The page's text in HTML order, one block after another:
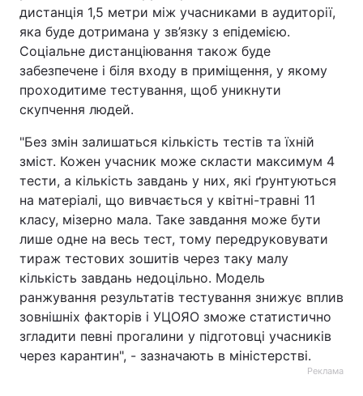
дистанція 1,5 метри між учасниками в аудиторії,
яка буде дотримана у зв’язку з епідемією.
Соціальне дистанціювання також буде
забезпечене і біля входу в приміщення, у якому
проходитиме тестування, щоб уникнути
скупчення людей.
"Без змін залишаться кількість тестів та їхній
зміст. Кожен учасник може скласти максимум 4
тести, а кількість завдань у них, які ґрунтуються
на матеріалі, що вивчається у квітні-травні 11
класу, мізерно мала. Таке завдання може бути
лише одне на весь тест, тому передруковувати
тираж тестових зошитів через таку малу
кількість завдань недоцільно. Модель
ранжування результатів тестування знижує вплив
зовнішніх факторів і УЦОЯО зможе статистично
згладити певні прогалини у підготовці учасників
через карантин", - зазначають в міністерстві.
Реклама